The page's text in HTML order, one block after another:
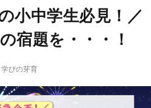
ー
学
の
小中学生必見！／
宿題を・・・！
学びの芽育